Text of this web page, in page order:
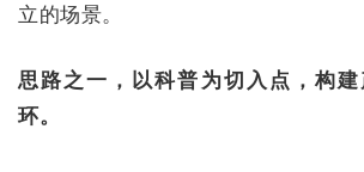
立的场景。
思路之一，以科普为切入点，构
环。